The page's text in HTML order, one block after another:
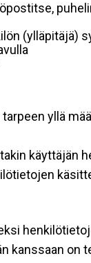
(ylläpitäjä)
yllä
käyttäjän
kanssaan